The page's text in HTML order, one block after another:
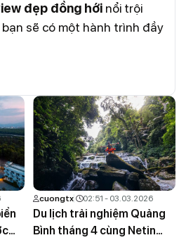
đẹp đồng hới nổi trội
sẽ có một hành trình đầy
cuongtx 02:51 - 03.03.2026
Du lịch trải nghiệm Quảng
Bình tháng 4 cùng Netin